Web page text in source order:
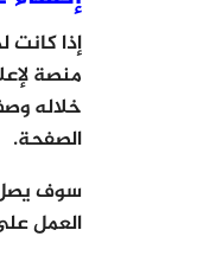
إذا
منصة
خلاله
الصفحة.
سوف يصل
العمل